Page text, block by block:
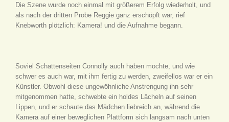
Die Szene wurde noch einmal mit größerem Erfolg wiederholt, und
als nach der dritten Probe Reggie ganz erschöpft war, rief
Knebworth plötzlich: Kamera! und die Aufnahme begann.
Soviel Schattenseiten Connolly auch haben mochte, und wie
schwer es auch war, mit ihm fertig zu werden, zweifellos war er ein
Künstler. Obwohl diese ungewöhnliche Anstrengung ihn sehr
mitgenommen hatte, schwebte ein holdes Lächeln auf seinen
Lippen, und er schaute das Mädchen liebreich an, während die
Kamera auf einer beweglichen Plattform sich langsam nach unten